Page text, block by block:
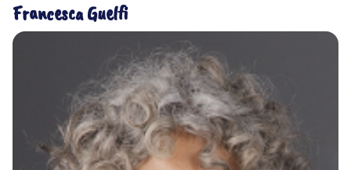
我們的網絡
我們的社區
Francesca Guelfi